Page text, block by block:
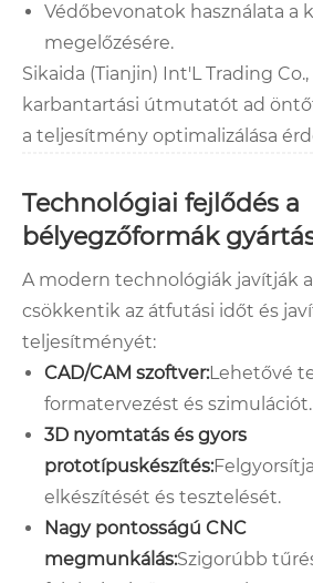
Védőbevonatok használata a
megelőzésére.
Sikaida (Tianjin) Int'L Trading
karbantartási útmutatót ad
a teljesítmény optimalizálása
Technológiai fejlődés a
bélyegzőformák
A modern technológiák javítják
csökkentik az átfutási időt és
teljesítményét:
CAD/CAM szoftver:Lehetővé
formatervezést és szimulációt.
3D nyomtatás és gyors
prototípuskészítés:
elkészítését és tesztelését.
Nagy pontosságú CNC
megmunkálás:Szigorúbb